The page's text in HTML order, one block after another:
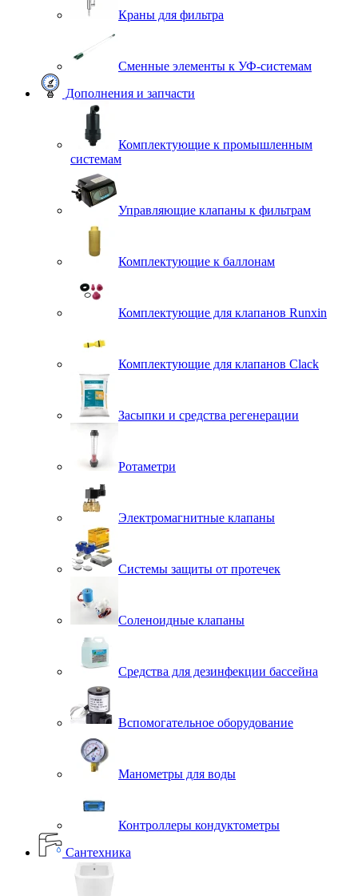
Краны для фильтра
Сменные элементы к УФ-системам
Дополнения и запчасти
Комплектующие к промышленным
системам
Управляющие клапаны к фильтрам
Комплектующие к баллонам
Комплектующие для клапанов Runxin
Комплектующие для клапанов Clack
Засыпки и средства регенерации
Ротаметри
Электромагнитные клапаны
Системы защиты от протечек
Соленоидные клапаны
Средства для дезинфекции бассейна
Вспомогательное оборудование
Манометры для воды
Контроллеры кондуктометры
Сантехника